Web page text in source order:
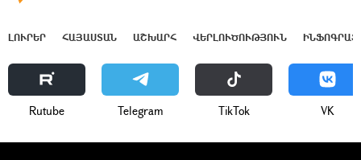
ԼՈՒՐԵՐ ՀԱՅԱՍՏԱՆ ԱՇԽԱՐՀ ՎԵՐԼՈՒԾՈՒԹՅՈՒՆ
Rutube Telegram ТikТоk VK